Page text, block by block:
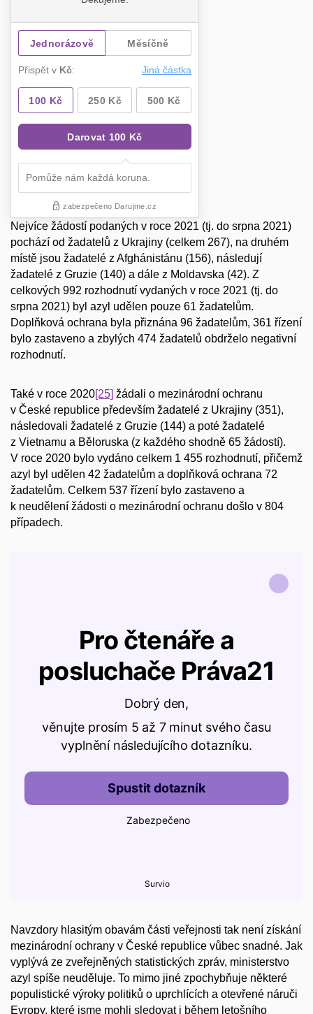
Nejvíce žádostí podaných v roce 2021 (tj. do srpna 2021)
pochází od žadatelů z Ukrajiny (celkem 267), na druhém
místě jsou žadatelé z Afghánistánu (156), následují
žadatelé z Gruzie (140) a dále z Moldavska (42). Z
celkových 992 rozhodnutí vydaných v roce 2021 (tj. do
srpna 2021) byl azyl udělen pouze 61 žadatelům.
Doplňková ochrana byla přiznána 96 žadatelům, 361 řízení
bylo zastaveno a zbylých 474 žadatelů obdrželo negativní
rozhodnutí.
Také v roce 2020[25] žádali o mezinárodní ochranu
v České republice především žadatelé z Ukrajiny (351),
následovali žadatelé z Gruzie (144) a poté žadatelé
z Vietnamu a Běloruska (z každého shodně 65 žádostí).
V roce 2020 bylo vydáno celkem 1 455 rozhodnutí, přičemž
azyl byl udělen 42 žadatelům a doplňková ochrana 72
žadatelům. Celkem 537 řízení bylo zastaveno a
k neudělení žádosti o mezinárodní ochranu došlo v 804
případech.
Navzdory hlasitým obavám části veřejnosti tak není získání
mezinárodní ochrany v České republice vůbec snadné. Jak
vyplývá ze zveřejněných statistických zpráv, ministerstvo
azyl spíše neuděluje. To mimo jiné zpochybňuje některé
populistické výroky politiků o uprchlících a otevřené náruči
Evropy, které jsme mohli sledovat i během letošního